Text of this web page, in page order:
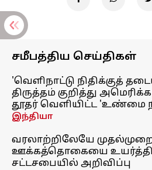
சமீபத்திய செய்திகள்
'வெளிநாட்டு நிதிக்குத்
திருத்தம் குறித்து
தூதர் வெளியிட்ட 'உண்மை
இந்தியா
வரலாற்றிலேயே
ஊக்கத்தொகையை உயர்த்தி
சட்டசபையில் அறிவிப்பு